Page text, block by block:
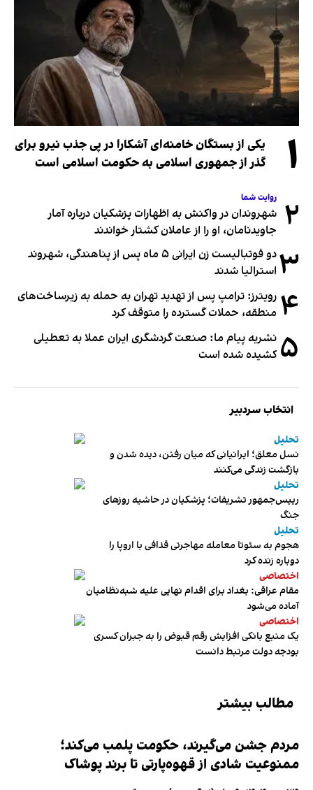
۱
یکی از بستگان خامنه‌ای آشکارا در پی جذب نیرو برای
گذر از جمهوری اسلامی به حکومت اسلامی است
۲ روایت شما
شهروندان در واکنش به اظهارات پزشکیان درباره آمار
جاویدنامان، او را از عاملان کشتار خواندند
۳
دو فوتبالیست زن ایرانی ۵ ماه پس از پناهندگی، شهروند
استرالیا شدند
۴ رویترز: ترامپ پس از تهدید تهران به حمله به زیرساخت‌های
منطقه، حملات گسترده را متوقف کرد
۵ نشریه پیام ما: صنعت گردشگری ایران عملا به تعطیلی
کشیده شده است
انتخاب سردبیر
تحلیل
نسل معلق؛ ایرانیانی که میان رفتن، دیده شدن و
بازگشت زندگی می‌کنند
تحلیل
رییس‌جمهور تشریفات؛ پزشکیان در حاشیه روزهای
جنگ
تحلیل
هجوم به سئوتا معامله مهاجرتی قذافی با اروپا را
دوباره زنده کرد
اختصاصی
مقام عراقی: بغداد برای اقدام نهایی علیه شبه‌نظامیان
آماده می‌شود
اختصاصی
یک منبع بانکی افزایش رقم قبوض را به جبران کسری
بودجه دولت مرتبط دانست
مطالب بیشتر
مردم جشن می‌گیرند، حکومت پلمب می‌کند؛
ممنوعیت شادی از قهوه‌پارتی تا برند پوشاک